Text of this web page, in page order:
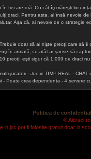
fiecare oră. Cu cât îţi măreşti
draci. Pentru asta, ai însă nevoie
Aşa că, ai nevoie de o strategie
doar să ai nişte preoţi care să
în armată, cu atât ai şanse să
preoţi, eşti sigur că 1.000 de draci
jucatori - Joc in TIMP REAL -
- Poate crea dependenta - 4 servere
Politica de
©
in joc pot fi folosite gratuit doar in